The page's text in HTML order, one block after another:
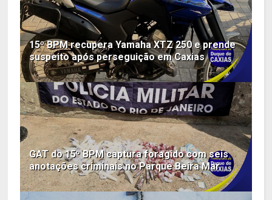
15º BPM recupera Yamaha XTZ 250 e prende
suspeito após perseguição em Caxias
GAT do 15º BPM captura foragido com seis
anotações criminais no Parque Beira Mar